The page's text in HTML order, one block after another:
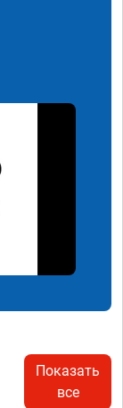
Показать
все